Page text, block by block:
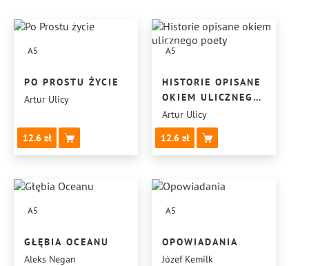
A5
PO PROSTU ŻYCIE
Artur Ulicy
12.6
A5
HISTORIE OPISANE
OKIEM ULICZNEGO
POETY
Artur Ulicy
12.6
A5
GŁĘBIA OCEANU
Aleks Negan
A5
OPOWIADANIA
Józef Kemilk